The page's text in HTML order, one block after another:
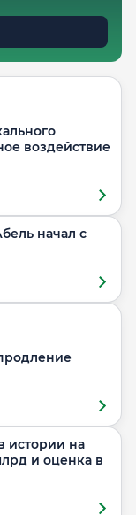
воздействие
начал с
истории на
и оценка в